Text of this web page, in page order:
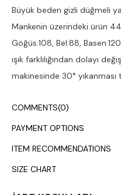
Büyük beden gizli düğmeli
Mankenin üzerindeki ürün
Göğüs:108, Bel:88,
ışık farklılığından dolayı
makinesinde 30° yıkanması
COMMENTS(0)
PAYMENT OPTIONS
ITEM RECOMMENDATIONS
SIZE CHART